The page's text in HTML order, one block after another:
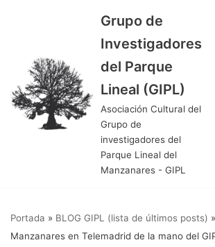
contenido
Grupo de
Investigadores
del Parque
Lineal (GIPL)
Asociación Cultural del
Grupo de
investigadores del
Parque Lineal del
Manzanares - GIPL
Portada » BLOG GIPL (lista de últimos posts) »
Manzanares en Telemadrid de la mano del